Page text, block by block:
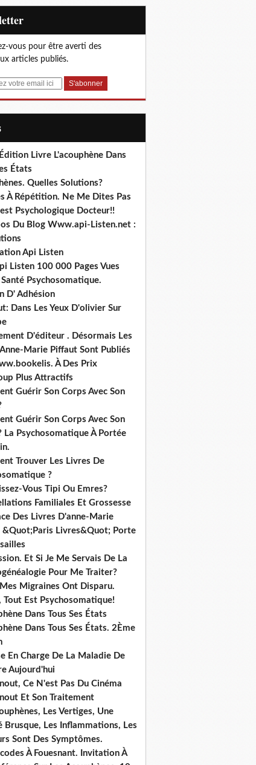
vous pour être averti des
articles publiés.
Livre L'acouphène Dans
États
Quelles Solutions?
À Répétition. Ne Me Dites Pas
Psychologique Docteur!!
Du Blog Www.api-Listen.net :
Api Listen
Listen 100 000 Pages Vues
Santé Psychosomatique.
D' Adhésion
Dans Les Yeux D'olivier Sur
D'éditeur . Désormais Les
Marie Piffaut Sont Publiés
À Des Prix
Plus Attractifs
Guérir Son Corps Avec Son
Guérir Son Corps Avec Son
La Psychosomatique À Portée
Trouver Les Livres De
?
Vous Tipi Ou Emres?
Familiales Et Grossesse
Des Livres D'anne-Marie
&Quot;Paris Livres&Quot; Porte
Et Si Je Me Servais De La
Pour Me Traiter?
Migraines Ont Disparu.
Tout Est Psychosomatique!
Dans Tous Ses États
Dans Tous Ses États. 2Ème
En Charge De La Maladie De
Aujourd'hui
Ce N'est Pas Du Cinéma
Et Son Traitement
Les Vertiges, Une
Brusque, Les Inflammations, Les
Sont Des Symptômes.
À Fouesnant. Invitation À